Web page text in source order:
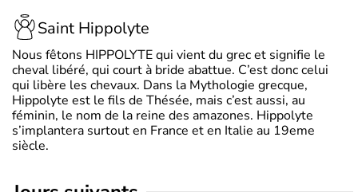
Saint Hippolyte
Nous fêtons HIPPOLYTE qui vient du grec et signifie le
cheval libéré, qui court à bride abattue. C’est donc celui
qui libère les chevaux. Dans la Mythologie grecque,
Hippolyte est le fils de Thésée, mais c’est aussi, au
féminin, le nom de la reine des amazones. Hippolyte
s’implantera surtout en France et en Italie au 19eme
siècle.